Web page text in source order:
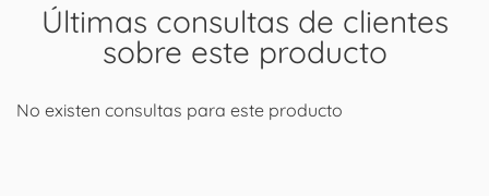
Últimas consultas de clientes
sobre este producto
No existen consultas para este producto